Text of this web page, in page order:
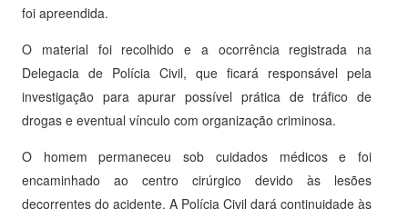
foi apreendida.
O material foi recolhido e a ocorrência registrada na
Delegacia de Polícia Civil, que ficará responsável pela
investigação para apurar possível prática de tráfico de
drogas e eventual vínculo com organização criminosa.
O homem permaneceu sob cuidados médicos e foi
encaminhado ao centro cirúrgico devido às lesões
decorrentes do acidente. A Polícia Civil dará continuidade às